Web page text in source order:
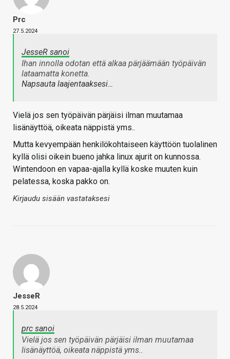
Prc
27.5.2024
JesseR sanoi
Ihan innolla odotan että alkaa pärjäämään työpäivän
lataamatta konetta.
Napsauta laajentaaksesi…
Vielä jos sen työpäivän pärjäisi ilman muutamaa
lisänäyttöä, oikeata näppistä yms..
Mutta kevyempään henkilökohtaiseen käyttöön tuolalinen
kyllä olisi oikein bueno jahka linux ajurit on kunnossa.
Wintendoon en vapaa-ajalla kyllä koske muuten kuin
pelatessa, koska pakko on.
Kirjaudu sisään vastataksesi
JesseR
28.5.2024
prc sanoi
Vielä jos sen työpäivän pärjäisi ilman muutamaa
lisänäyttöä, oikeata näppistä yms..